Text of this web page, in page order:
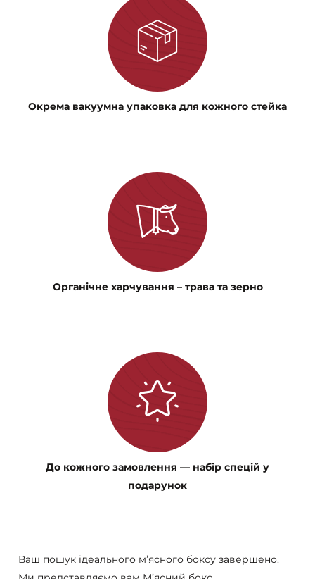
Окрема вакуумна упаковка для кожного стейка
Органічне харчування – трава та зерно
До кожного замовлення — набір спецій у
подарунок
Ваш пошук ідеального м’ясного боксу завершено.